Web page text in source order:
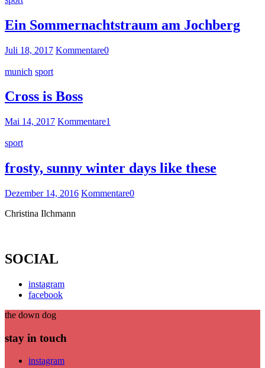
Ein Sommernachtstraum am Jochberg
Juli 18, 2017 Kommentare0
munich sport
Cross is Boss
Mai 14, 2017 Kommentare1
sport
frosty, sunny winter days like these
Dezember 14, 2016 Kommentare0
Christina Ilchmann
SOCIAL
instagram
facebook
the down dog
stay in touch
instagram